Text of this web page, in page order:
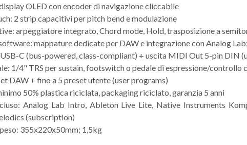
OLED con encoder di navigazione cliccabile
2 strip capacitivi per pitch bend e modulazione
arpeggiatore integrato, Chord mode, Hold, trasposizione a
mappature dedicate per DAW e integrazione con Analog
C (bus-powered, class-compliant) + uscita MIDI Out 5-pin DIN
1/4" TRS per sustain, footswitch o pedale di espressione/controllo
DAW + fino a 5 preset utente (user programs)
50% plastica riciclata, packaging riciclato, garanzia 5 anni
Analog Lab Intro, Ableton Live Lite, Native Instruments
(subscription)
355x220x50mm; 1,5kg